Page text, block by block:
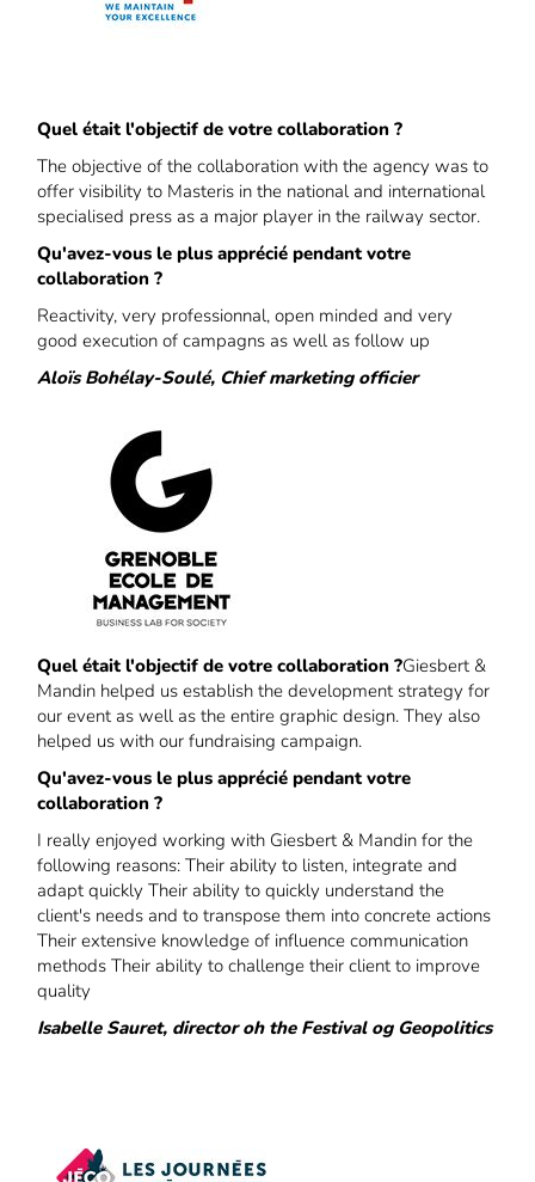
Quel était l'objectif de votre collaboration ?
The objective of the collaboration with the agency was to
offer visibility to Masteris in the national and international
specialised press as a major player in the railway sector.
Qu'avez-vous le plus apprécié pendant votre
collaboration ?
Reactivity, very professionnal, open minded and very
good execution of campagns as well as follow up
Aloïs Bohélay-Soulé, Chief marketing officier
Quel était l'objectif de votre collaboration ?Giesbert &
Mandin helped us establish the development strategy for
our event as well as the entire graphic design. They also
helped us with our fundraising campaign.
Qu'avez-vous le plus apprécié pendant votre
collaboration ?
I really enjoyed working with Giesbert & Mandin for the
following reasons: Their ability to listen, integrate and
adapt quickly Their ability to quickly understand the
client's needs and to transpose them into concrete actions
Their extensive knowledge of influence communication
methods Their ability to challenge their client to improve
quality
Isabelle Sauret, director oh the Festival og Geopolitics